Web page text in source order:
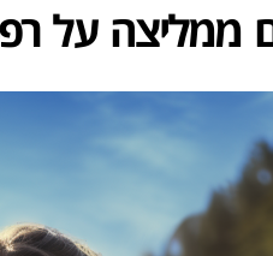
ממליצה על